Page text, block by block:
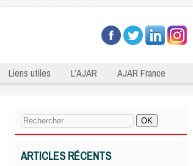
Liens utiles L’AJAR AJAR France
ARTICLES RÉCENTS